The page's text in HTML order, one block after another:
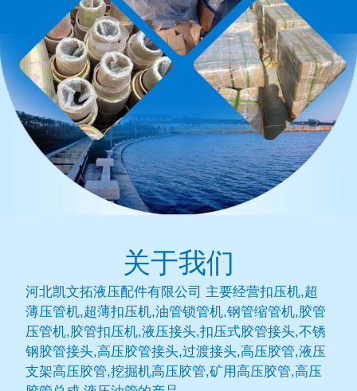
关于我们
河北凯文拓液压配件有限公司 主要经营扣压机,超
薄压管机,超薄扣压机,油管锁管机,钢管缩管机,胶管
压管机,胶管扣压机,液压接头,扣压式胶管接头,不锈
钢胶管接头,高压胶管接头,过渡接头,高压胶管,液压
支架高压胶管,挖掘机高压胶管,矿用高压胶管,高压